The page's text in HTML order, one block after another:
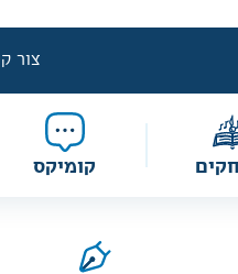
תמחור מוזלת, ואינם
התקנות.
צור
קומיקס